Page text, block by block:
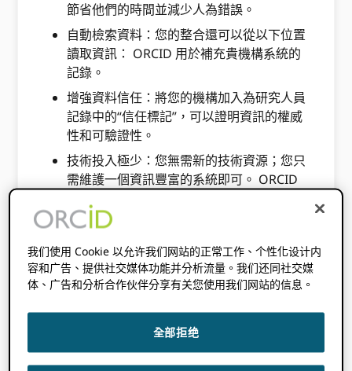
節省他們的時間並減少人為錯誤。
自動檢索資料：您的整合還可以從以下位置
讀取資訊： ORCID 用於補充貴機構系統的
記錄。
增強資料信任：將您的機構加入為研究人員
記錄中的“信任標記”，可以證明資訊的權威
性和可驗證性。
技術投入極少：您無需新的技術資源；您只
需維護一個資訊豐富的系統即可。 ORCID
運作方式：
鑑別： ORCID 使用您的機構電子郵件網域
（例如，@youruniversity.edu）來尋找記
究人員。
通知：這些研究人員會收到通知。 ORCID
收件匣（以及電子郵件，取決於他們的設
我们使用 Cookie 以允许我们网站的正常工作、个性化设计内
容和广告、提供社交媒体功能并分析流量。我们还同社交媒
体、广告和分析合作伙伴分享有关您使用我们网站的信息。
全部拒绝